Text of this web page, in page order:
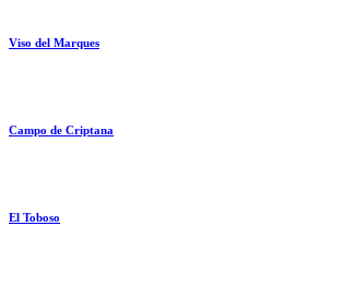
Viso del Marques
Campo de Criptana
El Toboso